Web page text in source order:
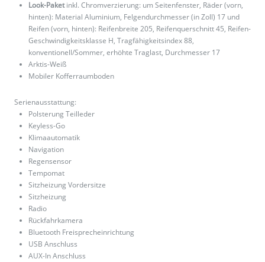
Look-Paketinkl. Chromverzierung: um Seitenfenster, Räder (vorn,
hinten): Material Aluminium, Felgendurchmesser (in Zoll) 17 und
Reifen (vorn, hinten): Reifenbreite 205, Reifenquerschnitt 45, Reifen-
Geschwindigkeitsklasse H, Tragfähigkeitsindex 88,
konventionell/Sommer, erhöhte Traglast, Durchmesser 17
Arktis-Weiß
Mobiler Kofferraumboden
Serienausstattung:
Polsterung Teilleder
Keyless-Go
Klimaautomatik
Navigation
Regensensor
Tempomat
Sitzheizung Vordersitze
Sitzheizung
Radio
Rückfahrkamera
Bluetooth Freisprecheinrichtung
USB Anschluss
AUX-In Anschluss